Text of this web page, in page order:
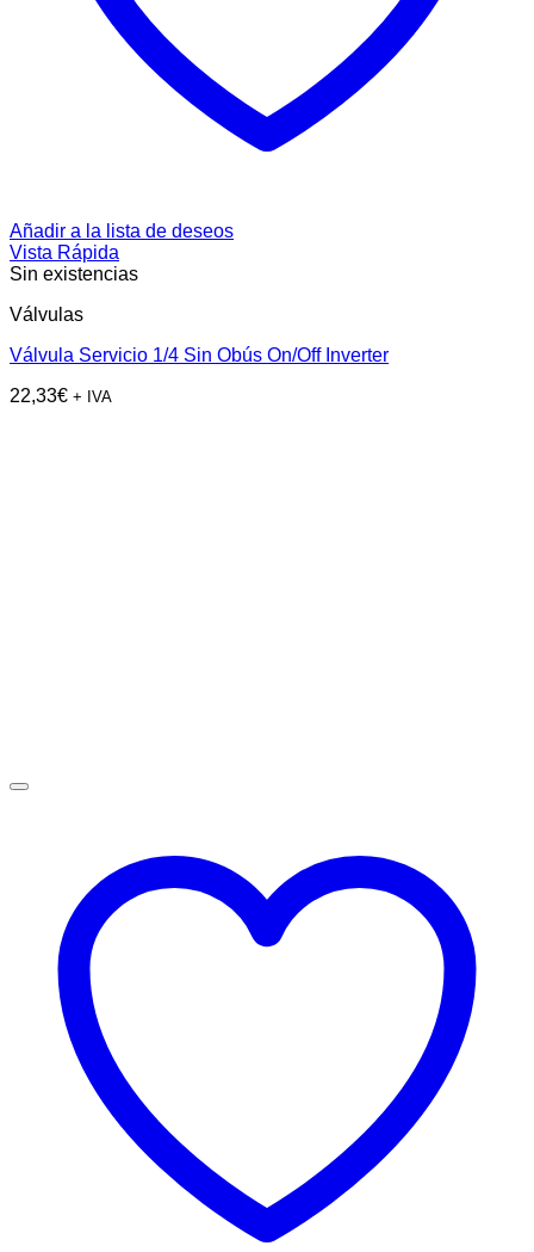
Añadir a la lista de deseos
Vista Rápida
Sin existencias
Válvulas
Válvula Servicio 1/4 Sin Obús On/Off Inverter
22,33€ + IVA